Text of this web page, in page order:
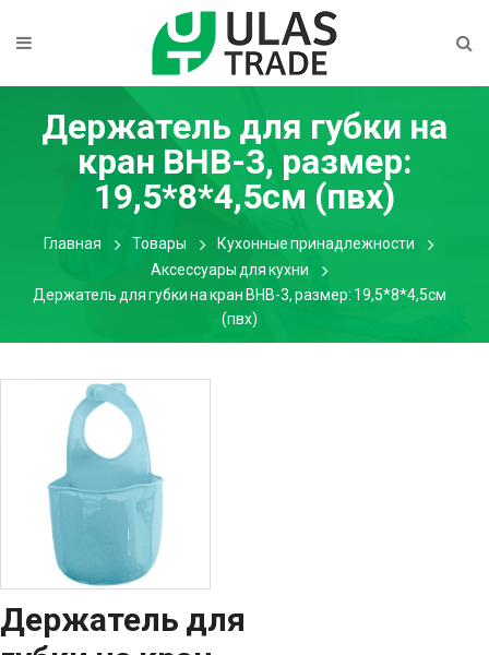
Держатель для губки на
кран BHB-3, размер:
19,5*8*4,5см (пвх)
Главная Товары
Кухонные принадлежности
Аксессуары для кухни
Держатель для губки на кран BHB-3, размер: 19,5*8*4,5см
(пвх)
Держатель для